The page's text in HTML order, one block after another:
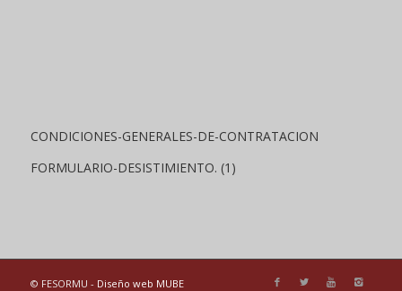
CONDICIONES-GENERALES-DE-CONTRATACION
FORMULARIO-DESISTIMIENTO. (1)
© FESORMU - Diseño web MUBE